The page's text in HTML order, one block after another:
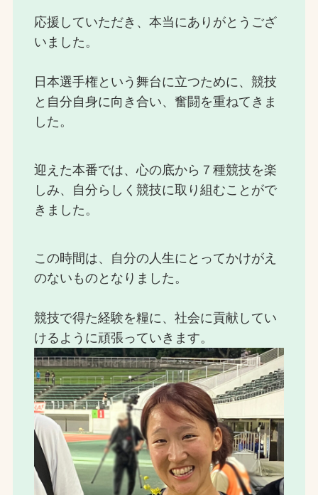
応援していただき、本当にありがとうござ
いました。
日本選手権という舞台に立つために、競技
と自分自身に向き合い、奮闘を重ねてきま
した。
迎えた本番では、心の底から７種競技を楽
しみ、自分らしく競技に取り組むことがで
きました。
この時間は、自分の人生にとってかけがえ
のないものとなりました。
競技で得た経験を糧に、社会に貢献してい
けるように頑張っていきます。